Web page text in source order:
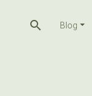
search Blog